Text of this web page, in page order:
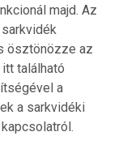
majd. Az
ösztönözze az
található
a
a sarkvidéki